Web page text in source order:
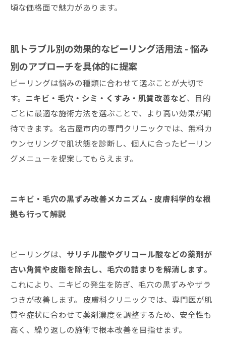
頃な価格面で魅力があります。
肌トラブル別の効果的なピーリング活用法 - 悩み
別のアプローチを具体的に提案
ピーリングは悩みの種類に合わせて選ぶことが大切で
す。 ニキビ・毛穴・シミ・くすみ・肌質改善など、目的
ごとに最適な施術方法を選ぶことで、より高い効果が期
待できます。 名古屋市内の専門クリニックでは、無料カ
ウンセリングで肌状態を診断し、個人に合ったピーリン
グメニューを提案してもらえます。
ニキビ・毛穴の黒ずみ改善メカニズム - 皮膚科学的な根
拠も行って解説
ピーリングは、 サリチル酸やグリコール酸などの薬剤が
古い角質や皮脂を除去し、毛穴の詰まりを解消します。
これにより、ニキビの発生を防ぎ、毛穴の黒ずみやザラ
つきが改善します。 皮膚科クリニックでは、専門医が肌
質や症状に合わせて薬剤濃度を調整するため、安全性も
高く、繰り返しの施術で根本改善を目指せます。